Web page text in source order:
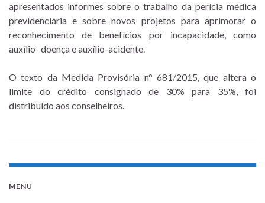
apresentados informes sobre o trabalho da perícia médica
previdenciária e sobre novos projetos para aprimorar o
reconhecimento de benefícios por incapacidade, como
auxílio- doença e auxílio-acidente.
O texto da Medida Provisória n° 681/2015, que altera o
limite do crédito consignado de 30% para 35%, foi
distribuído aos conselheiros.
MENU